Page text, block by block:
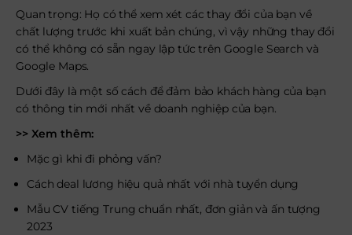
Quan trọng: Họ có thể xem xét các thay đổi của bạn về
chất lượng trước khi xuất bản chúng, vì vậy những thay đổi
có thể không có sẵn ngay lập tức trên Google Search và
Google Maps.
Dưới đây là một số cách để đảm bảo khách hàng của bạn
có thông tin mới nhất về doanh nghiệp của bạn.
>> Xem thêm:
Mặc gì khi đi phỏng vấn?
Cách deal lương hiệu quả nhất với nhà tuyển dụng
Mẫu CV tiếng Trung chuẩn nhất, đơn giản và ấn tượng
2023